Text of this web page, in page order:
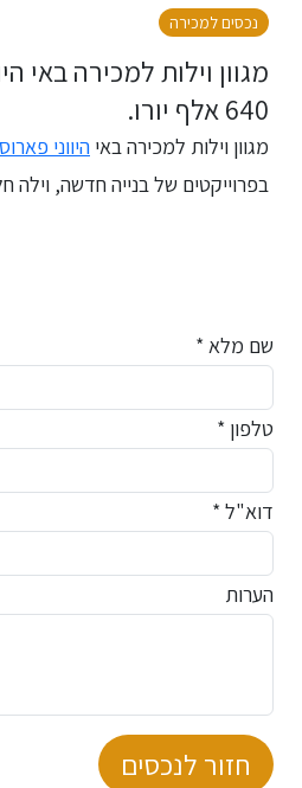
נכסים למכירה
מגוון וילות למכירה באי
640 אלף יורו.
מגוון וילות למכירה באי היווני פארוס
בפרוייקטים של בנייה חדשה,
שם מלא *
טלפון *
דוא"ל *
הערות
חזור לנכסים